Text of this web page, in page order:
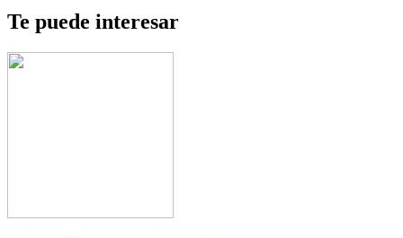
Te puede interesar